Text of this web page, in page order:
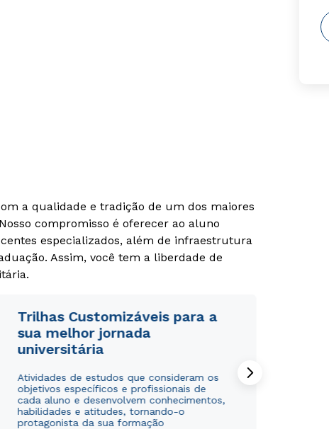
a qualidade e tradição de um dos maiores
compromisso é oferecer ao aluno
especializados, além de infraestrutura
Assim, você tem a liberdade de
Trilhas Customizáveis para a
sua melhor jornada
universitária
Atividades de estudos que consideram os
objetivos específicos e profissionais de
cada aluno e desenvolvem conhecimentos,
habilidades e atitudes, tornando-o
protagonista da sua formação
WhatsApp
ou
WhatsApp
ou